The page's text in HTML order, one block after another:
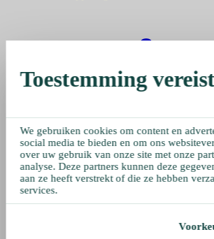
Toestemming vereist
We gebruiken cookies om content en
social media te bieden en om ons
over uw gebruik van onze site met onze
analyse. Deze partners kunnen deze
aan ze heeft verstrekt of die ze hebben
services.